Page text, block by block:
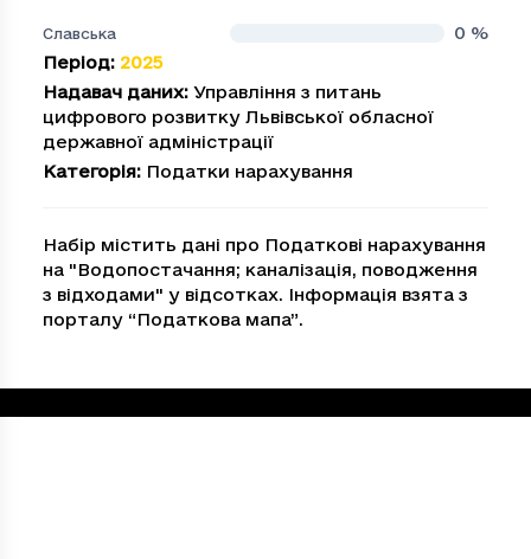
Славська 0 %
Період: 2025
Надавач даних: Управління з питань
цифрового розвитку Львівської обласної
державної адміністрації
Категорія: Податки нарахування
Набір містить дані про Податкові нарахування
на "Водопостачання; каналiзацiя, поводження
з вiдходами" у відсотках. Інформація взята з
порталу “Податкова мапа”.